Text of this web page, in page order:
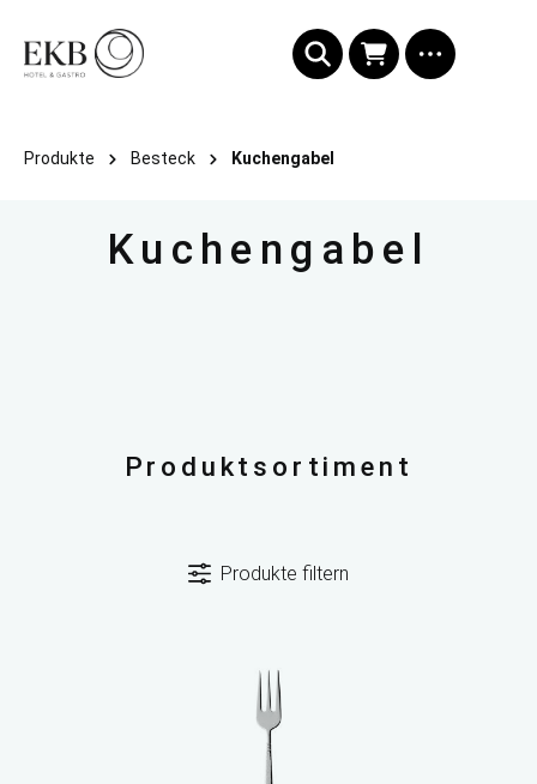
Produkte Besteck Kuchengabel
Kuchengabel
Produktsortiment
Produkte filtern